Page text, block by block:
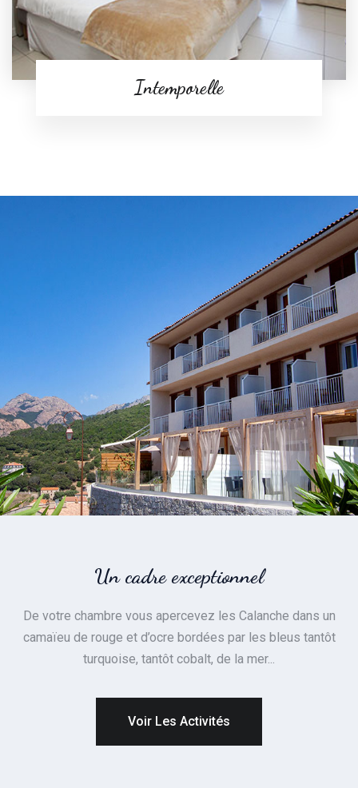
Intemporelle
Un cadre exceptionnel
De votre chambre vous apercevez les Calanche dans un
camaïeu de rouge et d’ocre bordées par les bleus tantôt
turquoise, tantôt cobalt, de la mer...
Voir Les Activités